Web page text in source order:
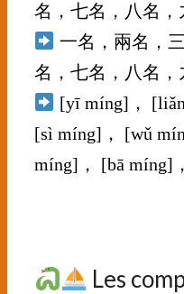
名，七名，八名，
一名，兩名，
名，七名，八名，
[yī míng]，
[sì míng]， [wǔ
míng]， [bā míng]
Les